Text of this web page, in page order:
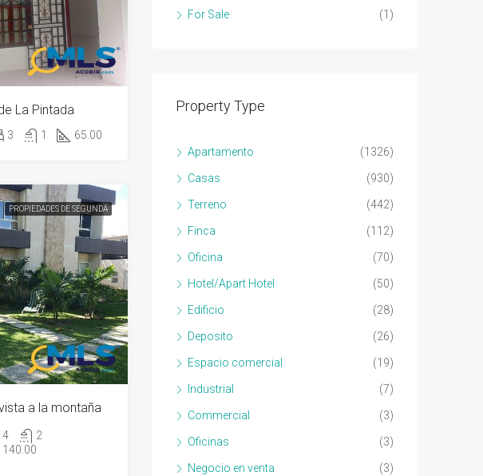
La Pintada
3 1 65.00
PROPIEDADES DE SEGUNDA
a la montaña
4
2
140.00
For Sale (1)
Property Type
Apartamento (1326)
Casas (930)
Terreno (442)
Finca (112)
Oficina (70)
Hotel/Apart Hotel (50)
Edificio (28)
Deposito (26)
Espacio comercial (19)
Industrial (7)
Commercial (3)
Oficinas (3)
Negocio en venta (3)